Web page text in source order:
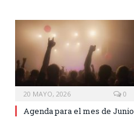
20 MAYO, 2026 0
Agenda para el mes de Junio